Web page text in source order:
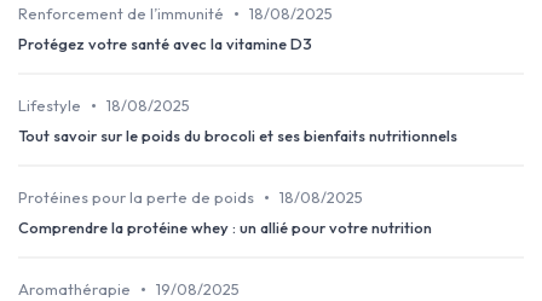
Renforcement de l’immunité • 18/08/2025
Protégez votre santé avec la vitamine D3
Lifestyle • 18/08/2025
Tout savoir sur le poids du brocoli et ses bienfaits nutritionnels
Protéines pour la perte de poids • 18/08/2025
Comprendre la protéine whey : un allié pour votre nutrition
Aromathérapie • 19/08/2025